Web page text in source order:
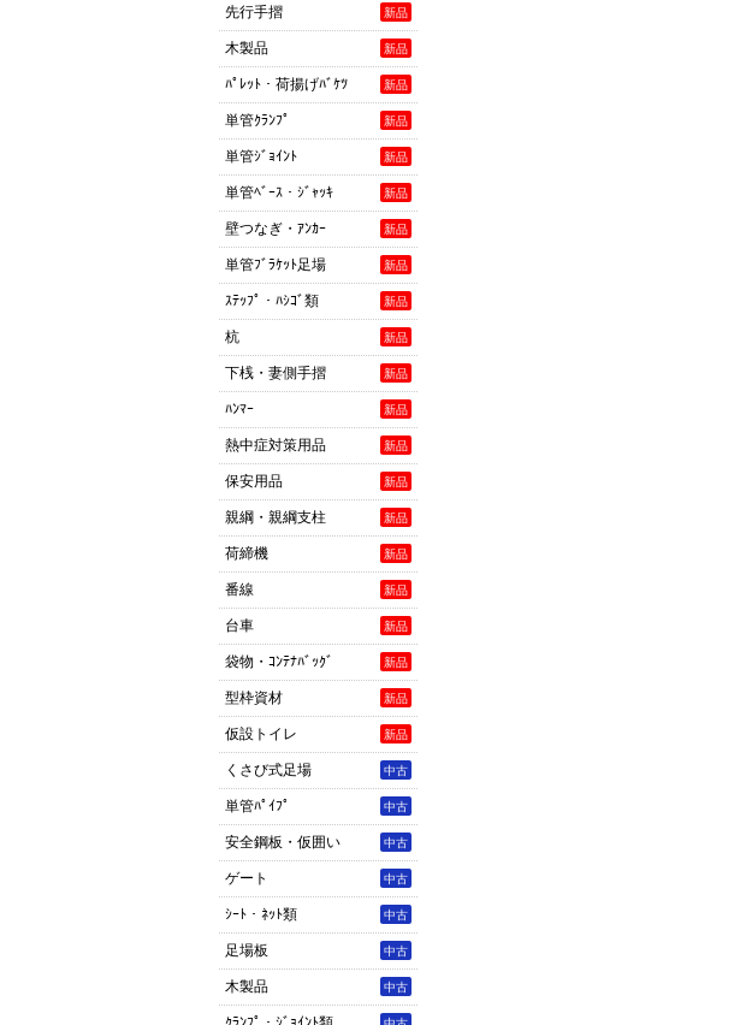
新品
先行手摺
新品
木製品
新品
ﾊﾟﾚｯﾄ・荷揚げﾊﾞｹﾂ
新品
単管ｸﾗﾝﾌﾟ
新品
単管ｼﾞｮｲﾝﾄ
新品
単管ﾍﾞｰｽ・ｼﾞｬｯｷ
新品
壁つなぎ・ｱﾝｶｰ
新品
単管ﾌﾞﾗｹｯﾄ足場
新品
ｽﾃｯﾌﾟ・ﾊｼｺﾞ類
新品
杭
新品
下桟・妻側手摺
新品
ﾊﾝﾏｰ
新品
熱中症対策用品
新品
保安用品
新品
親綱・親綱支柱
新品
荷締機
新品
番線
新品
台車
新品
袋物・ｺﾝﾃﾅﾊﾞｯｸﾞ
新品
型枠資材
新品
仮設トイレ
中古
くさび式足場
中古
単管ﾊﾟｲﾌﾟ
中古
安全鋼板・仮囲い
中古
ゲート
中古
ｼｰﾄ・ﾈｯﾄ類
中古
足場板
中古
木製品